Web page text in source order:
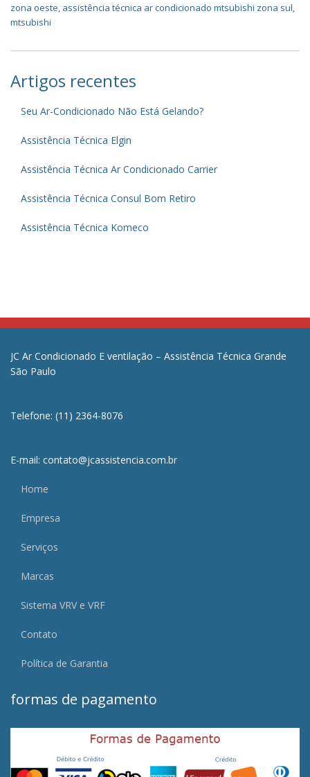
zona oeste, assistência técnica ar condicionado mtsubishi zona sul,
mtsubishi
Artigos recentes
Seu Ar-Condicionado Não Está Gelando?
Assistência Técnica Elgin
Assistência Técnica Ar Condicionado Carrier
Assistência Técnica Consul Bom Retiro
Assistência Técnica Komeco
JC Ar Condicionado E ventilação – Assistência Técnica Grande
São Paulo
Telefone: (11) 2364-8076
E-mail: contato@jcassistencia.com.br
Home
Empresa
Serviços
Marcas
Sistema VRV e VRF
Contato
Política de Garantia
formas de pagamento